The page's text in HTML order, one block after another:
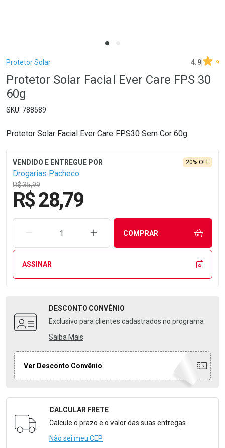
Breadcrumb
Protetor Solar 4.9 9
Protetor Solar Facial Ever Care FPS 30
60g
788589
Protetor Solar Facial Ever Care FPS30 Sem Cor 60g
Drogarias Pacheco
R$ 35,99
20% OFF
R$ 28,79
REMOVER UMA UNIDADEAUMENTAR UMA UNIDADE
COMPRAR
ASSINAR
DESCONTO CONVÊNIO
Exclusivo para clientes cadastrados no programa
Saiba Mais
Ver Desconto Convênio
Formulário para Calcular o Frete
CALCULAR FRETE
Calcule o prazo e o valor das suas entregas
Não sei meu CEP